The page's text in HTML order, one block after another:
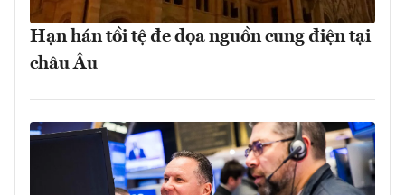
Hạn hán tồi tệ đe dọa nguồn cung điện tại
châu Âu